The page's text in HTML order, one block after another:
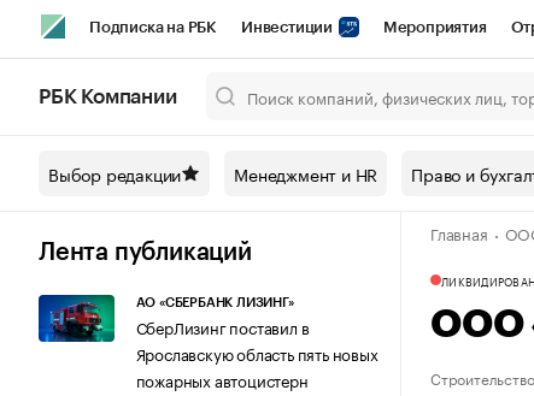
Подписка на РБК Инвестиции Мероприятия
Спецпроекты СПб Конференции СПб Спецпроекты
Технологии и медиа Рынок наличной
РБК Компании
Выбор редакции Менеджмент и HR Право и
Лента публикаций
АО «СБЕРБАНК ЛИЗИНГ»
СберЛизинг поставил в
Ярославскую область пять новых
пожарных автоцистерн
Главная
ООО
Строительство